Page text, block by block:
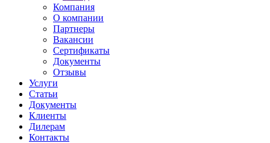
Компания
О компании
Партнеры
Вакансии
Сертификаты
Документы
Отзывы
Услуги
Статьи
Документы
Клиенты
Дилерам
Контакты